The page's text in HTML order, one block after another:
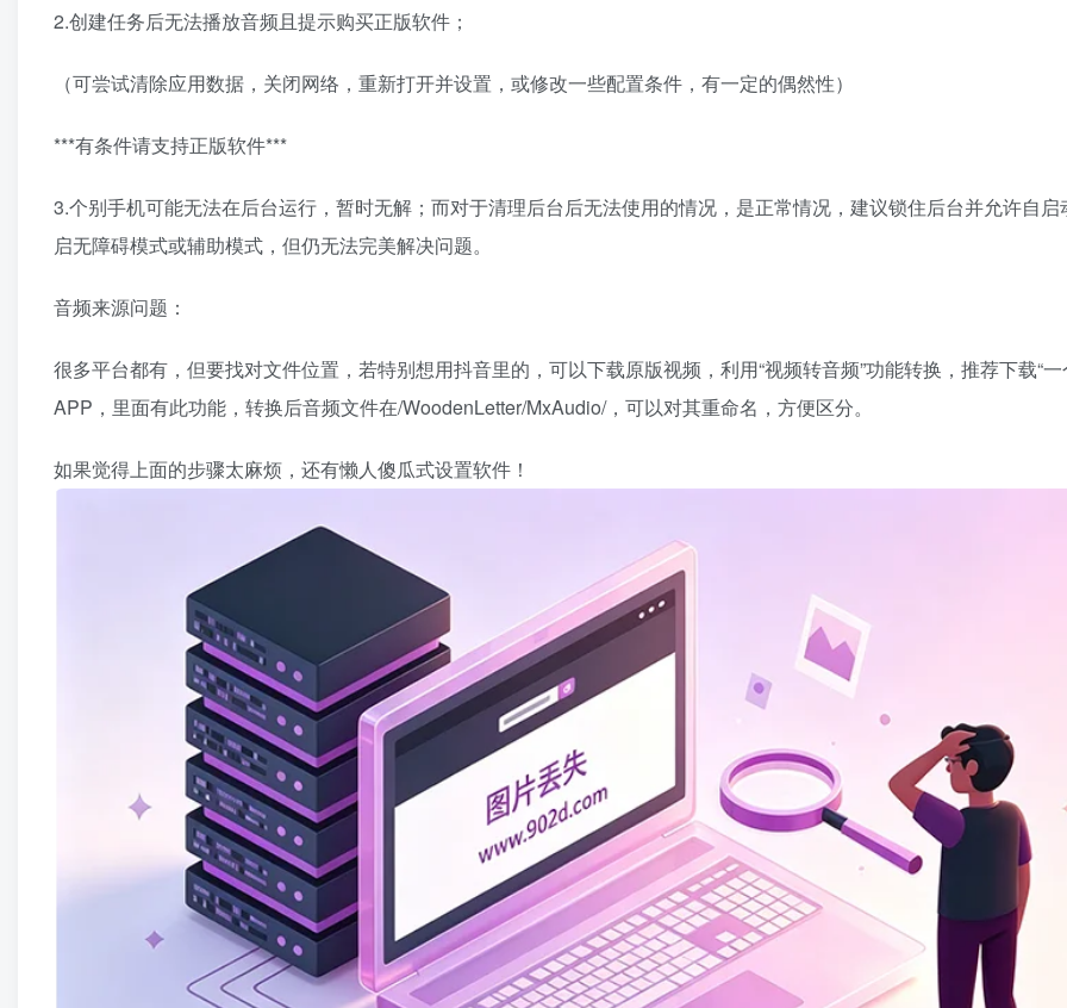
2.创建任务后无法播放音频且提示购买正版软件；
（可尝试清除应用数据，关闭网络，重新打开并设置，或修改一些配置条件，有一定的偶然性）
***有条件请支持正版软件***
3.个别手机可能无法在后台运行，暂时无解；而对于清理后台后无法使用的情况，是正常情况，建议锁住后台并允许自启
启无障碍模式或辅助模式，但仍无法完美解决问题。
音频来源问题：
很多平台都有，但要找对文件位置，若特别想用抖音里的，可以下载原版视频，利用“视频转音频”功能转换，推荐下载“一
APP，里面有此功能，转换后音频文件在/WoodenLetter/MxAudio/，可以对其重命名，方便区分。
如果觉得上面的步骤太麻烦，还有懒人傻瓜式设置软件！